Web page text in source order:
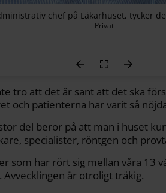
Privat
tro att det är sant att det ska
och patienterna har varit så
del beror på att man i huset
specialister, röntgen och
som har rört sig mellan våra 13
Avvecklingen är otroligt tråkig.